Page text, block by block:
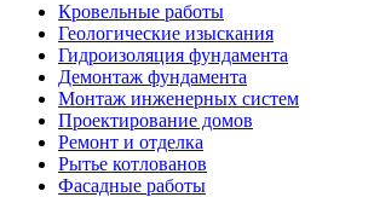
Кровельные работы
Геологические изыскания
Гидроизоляция фундамента
Демонтаж фундамента
Монтаж инженерных систем
Проектирование домов
Ремонт и отделка
Рытье котлованов
Фасадные работы